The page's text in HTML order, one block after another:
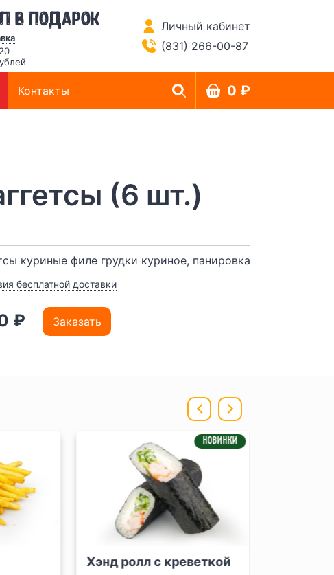
в подарок
Личный кабинет
(831) 266-00-87
Контакты 0 ₽
(6 шт.)
куриные филе грудки куриное, панировка
бесплатной доставки
₽ Заказать
НОВИНКИ
Хэнд ролл с креветкой